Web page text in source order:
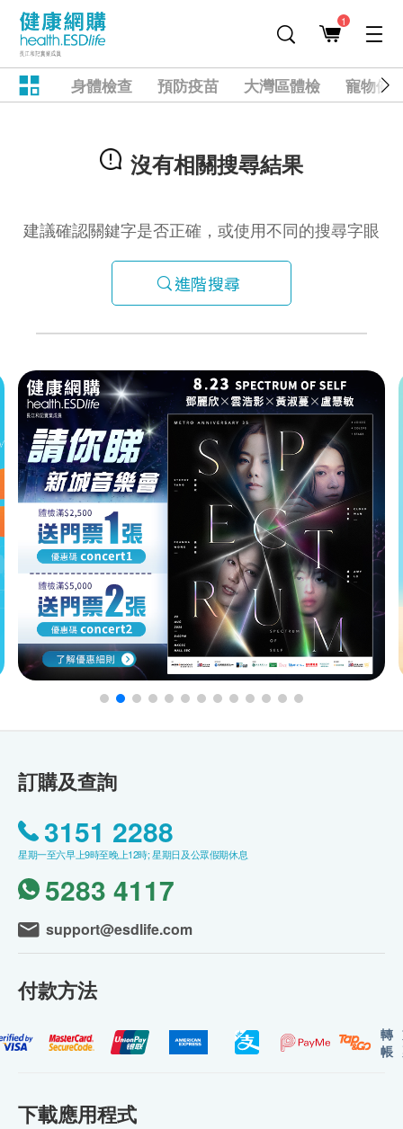
1
身體檢查 預防疫苗 大灣區體檢 寵物健
沒有相關搜尋結果
建議確認關鍵字是否正確，或使用不同的搜尋字眼
進階搜尋
訂購及查詢
3151 2288
星期一至六早上9時至晚上12時; 星期日及公眾假期休息
5283 4117
support@esdlife.com
付款方法
轉
帳
下載應用程式